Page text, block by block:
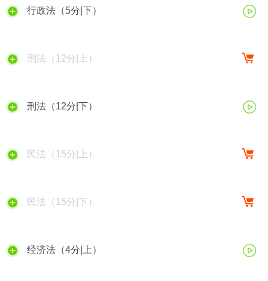
行政法（5分|下）
刑法（12分|上）
刑法（12分|下）
民法（15分|上）
民法（15分|下）
经济法（4分|上）